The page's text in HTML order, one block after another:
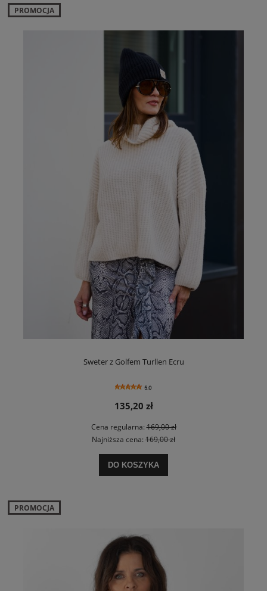
Sweter z Golfem Turllen Ecru
5.0
135,20 zł
Cena regularna:169,00 zł
Najniższa cena: 169,00 zł
DO KOSZYKA
PROMOCJA
PROMOCJA